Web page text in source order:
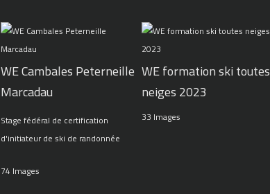
WE Cambales Peterneille
Marcadau
Stage fédéral de certification
d'initiateur de ski de randonnée
74 Images
WE formation ski toutes
neiges 2023
33 Images